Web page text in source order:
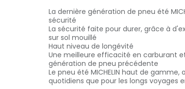
La dernière génération de pneu été
sécurité
La sécurité faite pour durer, grâce à
sur sol mouillé
Haut niveau de longévité
Une meilleure efficacité en carburant
génération de pneu précédente
Le pneu été MICHELIN haut de
quotidiens que pour les longs voyages